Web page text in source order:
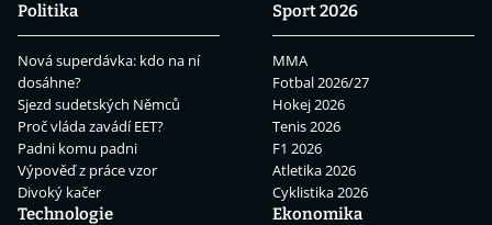
Politika
Nová superdávka: kdo na ní
dosáhne?
Sjezd sudetských Němců
Proč vláda zavádí EET?
Padni komu padni
Výpověď z práce vzor
Divoký kačer
Sport 2026
MMA
Fotbal 2026/27
Hokej 2026
Tenis 2026
F1 2026
Atletika 2026
Cyklistika 2026
Technologie
Ekonomika